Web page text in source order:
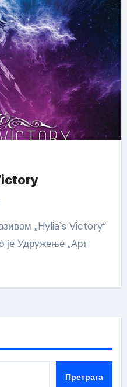
је Удружење „Арт
Претрага